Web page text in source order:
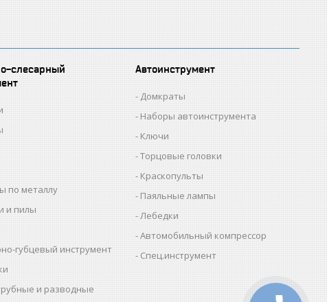
слесарный
по металлу
и пилы
губцевый инструмент
и разводные
Автоинструмент
Домкраты
Наборы автоинструмента
Ключи
Торцовые головки
Краскопульты
Паяльные лампы
Лебедки
Автомобильный компрессор
Спец.инструмент